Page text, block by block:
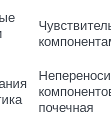
почечная